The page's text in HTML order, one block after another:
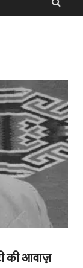
की आवाज़